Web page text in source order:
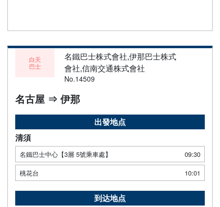
白天
巴士
名鐵巴士株式會社,伊那巴士株式
會社,信南交通株式會社
No.14509
名古屋 ⇒ 伊那
出發地点
清須
名鐵巴士中心【3層 5號乘車處】
09:30
桃花台
10:01
到达地点